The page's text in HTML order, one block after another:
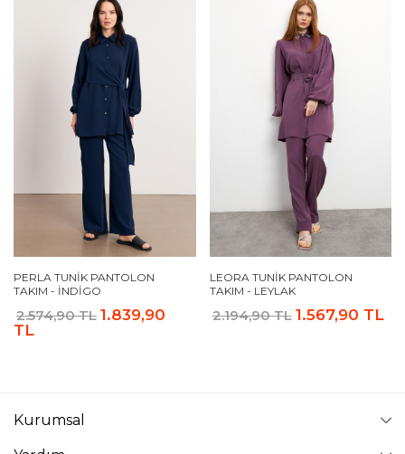
PERLA TUNIK PANTOLON
TAKIM - İNDIGO
2.574,90 TL 1.839,90
TL
LEORA TUNIK PANTOLON
TAKIM - LEYLAK
2.194,90 TL 1.567,90 TL
Kurumsal